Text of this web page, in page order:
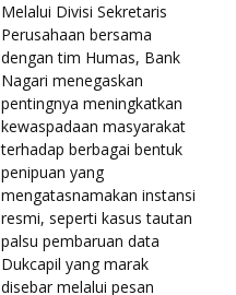
Melalui Divisi Sekretaris
Perusahaan bersama
dengan tim Humas, Bank
Nagari menegaskan
pentingnya meningkatkan
kewaspadaan masyarakat
terhadap berbagai bentuk
penipuan yang
mengatasnamakan instansi
resmi, seperti kasus tautan
palsu pembaruan data
Dukcapil yang marak
disebar melalui pesan